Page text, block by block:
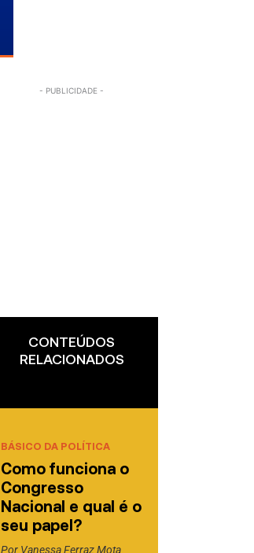
CONTEÚDOS
RELACIONADOS
BÁSICO DA POLÍTICA
Como funciona o
Congresso
Nacional e qual é o
seu papel?
Por Vanessa Ferraz Mota